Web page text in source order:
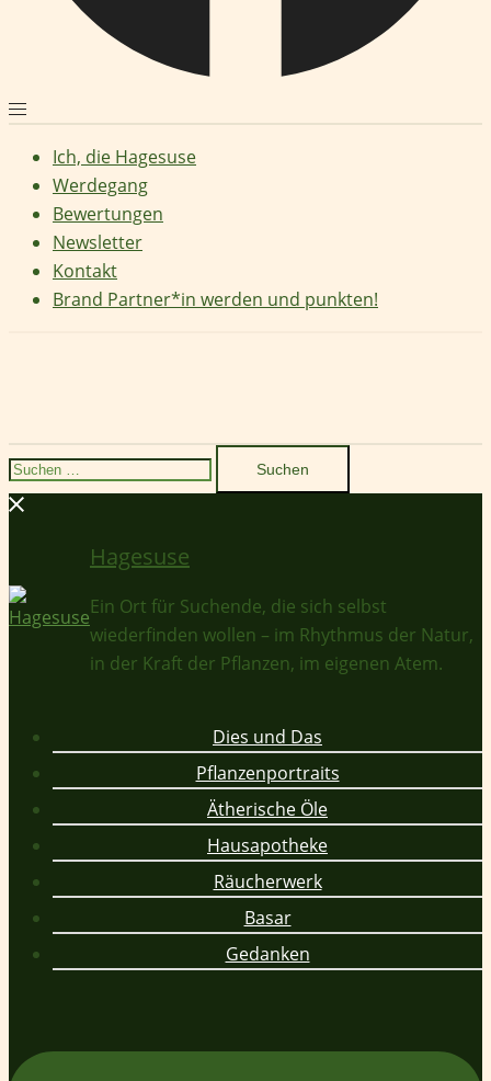
Ich, die Hagesuse
Werdegang
Bewertungen
Newsletter
Kontakt
Brand Partner*in werden und punkten!
Suchen
nach:
Hagesuse
Ein Ort für Suchende, die sich selbst
wiederfinden wollen – im Rhythmus der Natur,
in der Kraft der Pflanzen, im eigenen Atem.
Dies und Das
Pflanzenportraits
Ätherische Öle
Hausapotheke
Räucherwerk
Basar
Gedanken